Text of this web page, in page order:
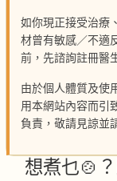
如你現正接受治療
材曾有敏感／不適
前，先諮詢註冊醫
由於個人體質及使
用本網站內容而引
負責，敬請見諒並
想煮乜🍲